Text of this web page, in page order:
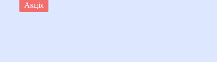
Акція